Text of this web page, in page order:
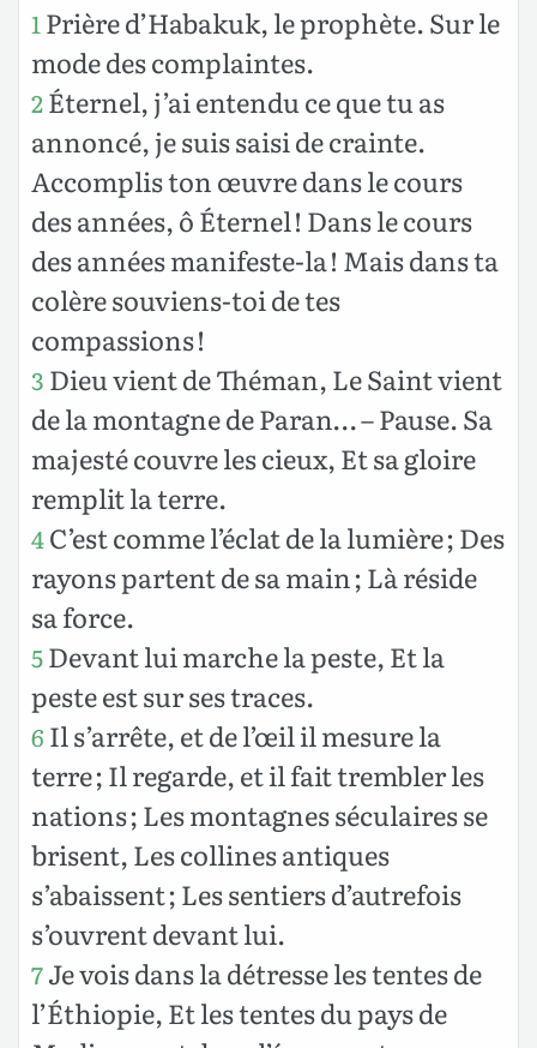
1 Prière d’Habakuk, le prophète. Sur le
mode des complaintes.
2Éternel, j’ai entendu ce que tu as
annoncé, je suis saisi de crainte.
Accomplis ton œuvre dans le cours
des années, ô Éternel ! Dans le cours
des années manifeste-la ! Mais dans ta
colère souviens-toi de tes
compassions !
3 Dieu vient de Théman, Le Saint vient
de la montagne de Paran… – Pause. Sa
majesté couvre les cieux, Et sa gloire
remplit la terre.
4C’est comme l’éclat de la lumière ; Des
rayons partent de sa main ; Là réside
sa force.
5Devant lui marche la peste, Et la
peste est sur ses traces.
6 Il s’arrête, et de l’œil il mesure la
terre ; Il regarde, et il fait trembler les
nations ; Les montagnes séculaires se
brisent, Les collines antiques
s’abaissent ; Les sentiers d’autrefois
s’ouvrent devant lui.
7Je vois dans la détresse les tentes de
l’Éthiopie, Et les tentes du pays de